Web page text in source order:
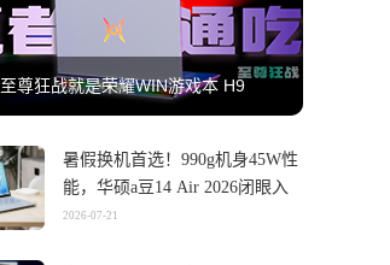
至尊狂战就是荣耀WIN游戏本 H9
暑假换机首选！990g机身45W性
能，华硕a豆14 Air 2026闭眼入
2026-07-21